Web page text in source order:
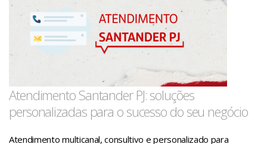
Pacotes de Serviços Universidades
Pacotes descontinuados
Pacote de Serviços para o Terceiro Setor
Atendimento Santander PJ: soluções
personalizadas para o sucesso do seu negócio
Atendimento multicanal, consultivo e personalizado para